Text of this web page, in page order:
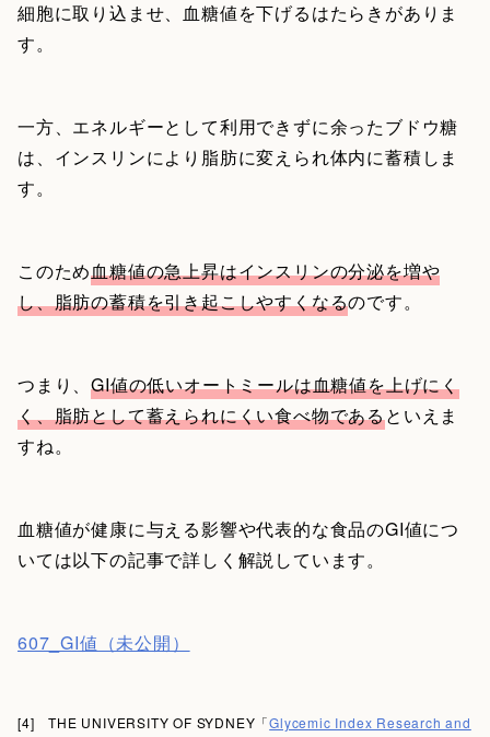
細胞に取り込ませ、血糖値を下げるはたらきがありま
す。
一方、エネルギーとして利用できずに余ったブドウ糖
は、インスリンにより脂肪に変えられ体内に蓄積しま
す。
このため血糖値の急上昇はインスリンの分泌を増や
し、脂肪の蓄積を引き起こしやすくなるのです。
つまり、GI値の低いオートミールは血糖値を上げにく
く、脂肪として蓄えられにくい食べ物であるといえま
すね。
血糖値が健康に与える影響や代表的な食品のGI値につ
いては以下の記事で詳しく解説しています。
607_GI値（未公開）
[4] THE UNIVERSITY OF SYDNEY「Glycemic Index Research and